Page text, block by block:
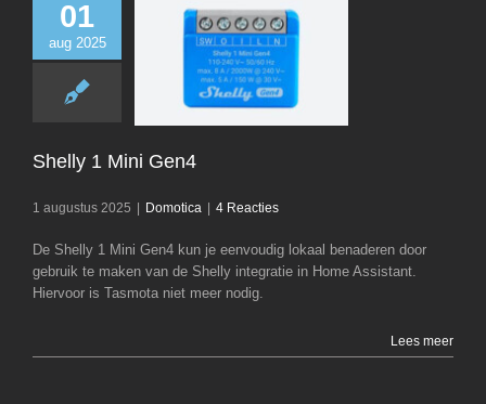
01
aug 2025
Shelly 1 Mini Gen4
1 augustus 2025 Domotica 4 Reacties
De Shelly 1 Mini Gen4 kun je eenvoudig lokaal benaderen door
gebruik te maken van de Shelly integratie in Home Assistant.
Hiervoor is Tasmota niet meer nodig.
Lees meer